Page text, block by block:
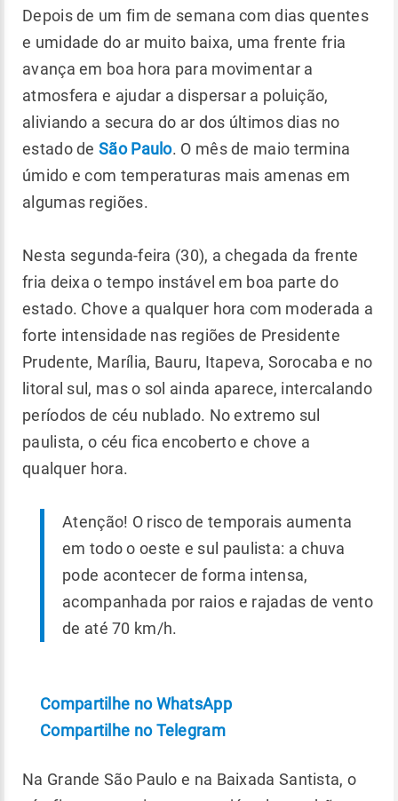
Depois de um fim de semana com dias quentes
e umidade do ar muito baixa, uma frente fria
avança em boa hora para movimentar a
atmosfera e ajudar a dispersar a poluição,
aliviando a secura do ar dos últimos dias no
estado deSão Paulo. O mês de maio termina
úmido e com temperaturas mais amenas em
algumas regiões.
Nesta segunda-feira (30), a chegada da frente
fria deixa o tempo instável em boa parte do
estado. Chove a qualquer hora com moderada a
forte intensidade nas regiões de Presidente
Prudente, Marília, Bauru, Itapeva, Sorocaba e no
litoral sul, mas o sol ainda aparece, intercalando
períodos de céu nublado. No extremo sul
paulista, o céu fica encoberto e chove a
qualquer hora.
Atenção! O risco de temporais aumenta
em todo o oeste e sul paulista: a chuva
pode acontecer de forma intensa,
acompanhada por raios e rajadas de vento
de até 70 km/h.
Compartilhe no WhatsApp
Compartilhe no Telegram
Na Grande São Paulo e na Baixada Santista, o